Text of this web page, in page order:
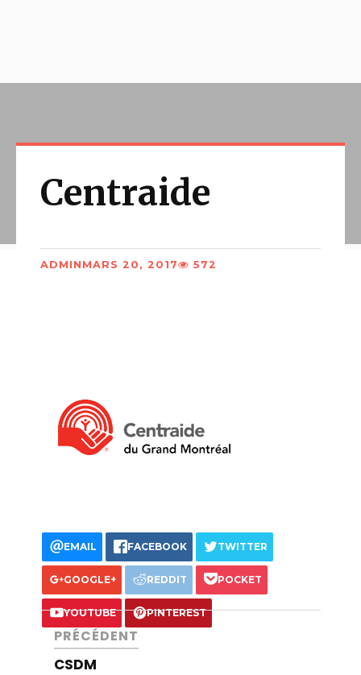
Centraide
ADMIN MARS 20, 2017 572
EMAIL FACEBOOK TWITTER
GOOGLE+ REDDIT POCKET
YOUTUBE PINTEREST
PRÉCÉDENT
CSDM